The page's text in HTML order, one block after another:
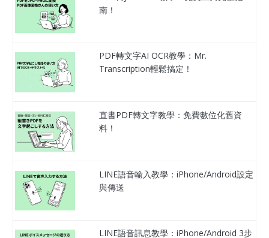
南！
PDF轉文字AI OCR教學：Mr.
Transcription輕鬆搞定！
直書PDF轉文字教學：免費數位化舊資
料！
LINE語音輸入教學：iPhone/Android設定
與傳送
LINE語音訊息教學：iPhone/Android 3步